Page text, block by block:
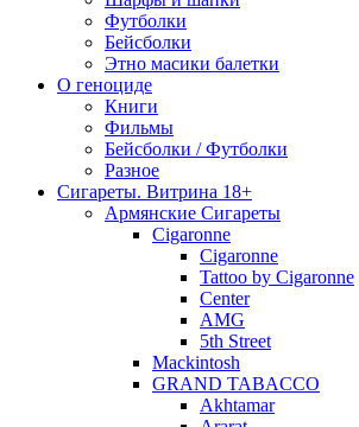
Футболки
Бейсболки
Этно масики балетки
О геноциде
Книги
Фильмы
Бейсболки / Футболки
Разное
Сигареты. Витрина 18+
Армянские Сигареты
Cigaronne
Cigaronne
Tattoo by Cigaronne
Center
AMG
5th Street
Mackintosh
GRAND TABACCO
Akhtamar